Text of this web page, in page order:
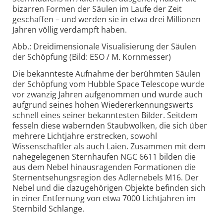
bizarren Formen der Säulen im Laufe der Zeit
geschaffen – und werden sie in etwa drei Millionen
Jahren völlig verdampft haben.
Abb.: Dreidimensionale Visualisierung der Säulen
der Schöpfung (Bild: ESO / M. Kornmesser)
Die bekannteste Aufnahme der berühmten Säulen
der Schöpfung vom Hubble Space Telescope wurde
vor zwanzig Jahren aufgenommen und wurde auch
aufgrund seines hohen Wiedererkennungswerts
schnell eines seiner bekanntesten Bilder. Seitdem
fesseln diese wabernden Staubwolken, die sich über
mehrere Lichtjahre erstrecken, sowohl
Wissenschaftler als auch Laien. Zusammen mit dem
nahegelegenen Sternhaufen NGC 6611 bilden die
aus dem Nebel hinausragenden Formationen die
Sternentsehungsregion des Adlernebels M16. Der
Nebel und die dazugehörigen Objekte befinden sich
in einer Entfernung von etwa 7000 Lichtjahren im
Sternbild Schlange.